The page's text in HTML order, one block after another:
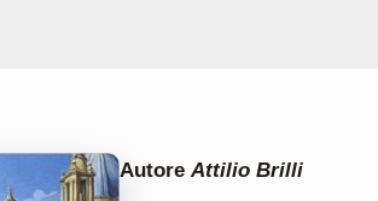
AutoreAttilio Brilli